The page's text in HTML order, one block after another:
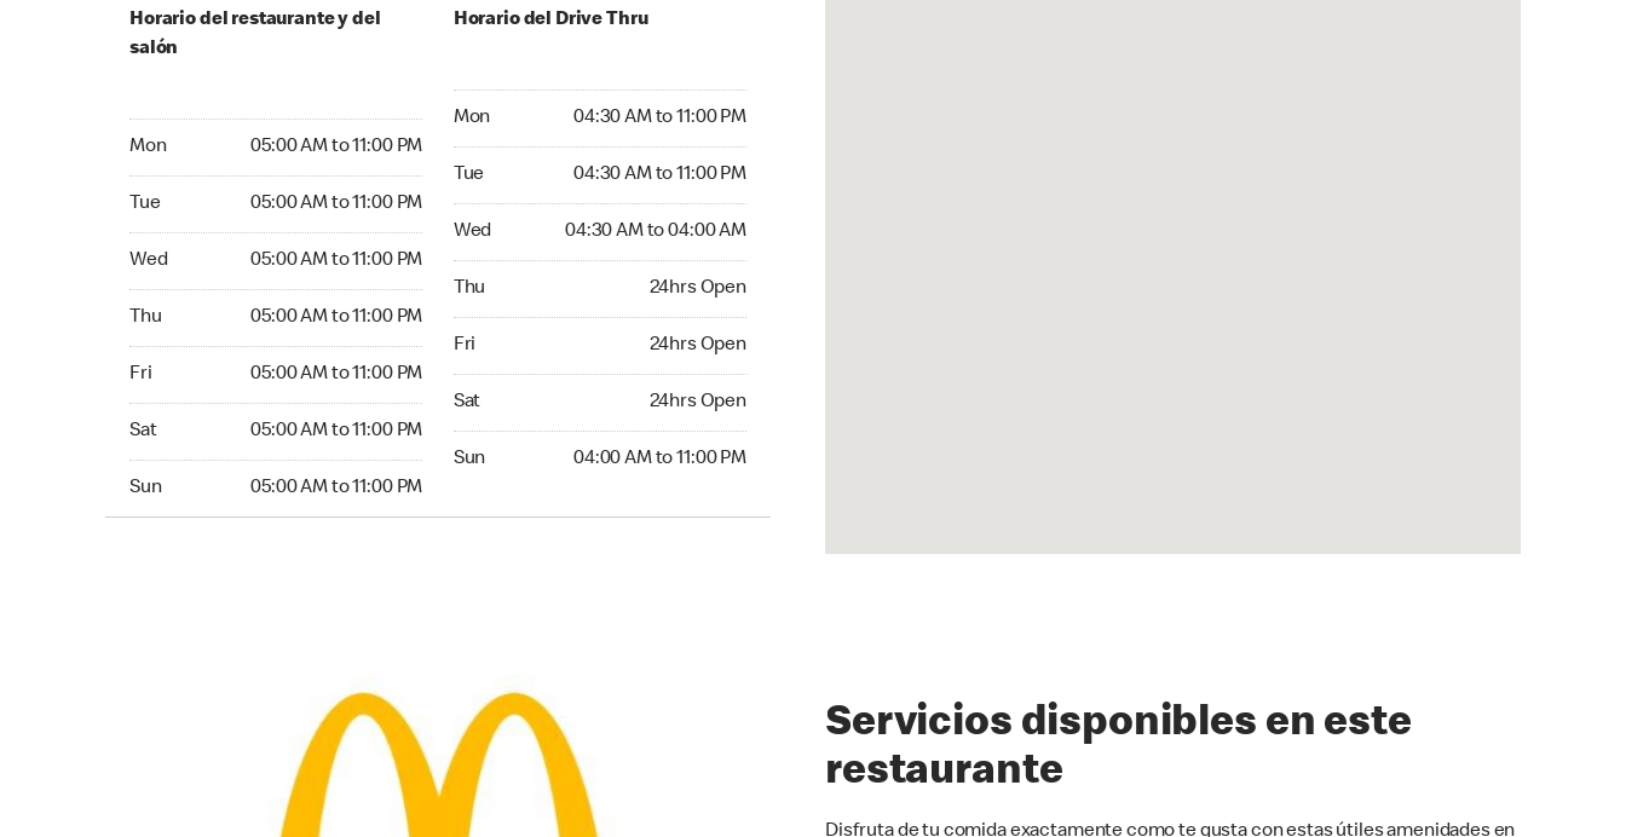
Horario del restaurante y del
salón
Mon 05:00 AM to 11:00 PM
Tue 05:00 AM to 11:00 PM
Wed 05:00 AM to 11:00 PM
Thu 05:00 AM to 11:00 PM
Fri 05:00 AM to 11:00 PM
Sat 05:00 AM to 11:00 PM
Sun 05:00 AM to 11:00 PM
Horario del Drive Thru
Mon 04:30 AM to 11:00 PM
Tue 04:30 AM to 11:00 PM
Wed 04:30 AM to 04:00 AM
Thu 24hrs Open
Fri 24hrs Open
Sat 24hrs Open
Sun 04:00 AM to 11:00 PM
Servicios disponibles en este
restaurante
Disfruta de tu comida exactamente como te gusta con estas útiles amenidades en